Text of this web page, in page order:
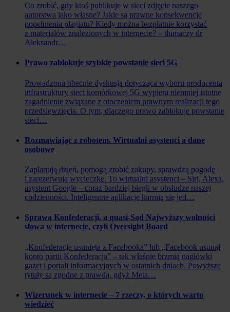
Co zrobić, gdy ktoś publikuje w sieci zdjęcie naszego
autorstwa jako własne? Jakie są prawne konsekwencje
popełnienia plagiatu? Kiedy można bezpłatnie korzystać
z materiałów znalezionych w internecie? – tłumaczy dr
Aleksandr…
Prawo zablokuje szybkie powstanie sieci 5G
Prowadzona obecnie dyskusja dotycząca wyboru producenta
infrastruktury sieci komórkowej 5G wypiera niemniej istotne
zagadnienie związane z otoczeniem prawnym realizacji tego
przedsięwzięcia. O tym, dlaczego prawo zablokuje powstanie
sieci…
Rozmawiając z robotem. Wirtualni asystenci a dane
osobowe
Zaplanują dzień, pomogą zrobić zakupy, sprawdzą pogodę
i zarezerwują wycieczkę. To wirtualni asystenci – Siri, Alexa,
asystent Google – coraz bardziej biegli w obsłudze naszej
codzienności. Inteligentne aplikacje karmią się jed…
Sprawa Konfederacji, a quasi-Sąd Najwyższy wolności
słowa w internecie, czyli Oversight Board
„Konfederacja usunięta z Facebooka” lub „Facebook usunął
konto partii Konfederacja” – tak właśnie brzmią nagłówki
gazet i portali informacyjnych w ostatnich dniach. Powyższe
tytuły są zgodne z prawdą, gdyż Meta…
Wizerunek w internecie – 7 rzeczy, o których warto
wiedzieć